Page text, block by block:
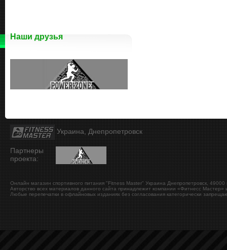
Наши друзья
Украина, Днепропетровск
Партнеры
проекта:
Онлайн магазин спортивного питания "Fitness Master" Украина Днепропетровск 49000
Авторство всех материалов данного сайта принадлежит компании «Фитнесс Мастер»
Любые перепечатки в офлайновых изданиях без согласования категорически